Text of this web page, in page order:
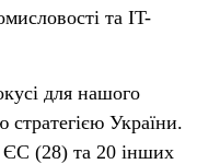
та IT-
для нашого
стратегією України.
ЄС (28) та 20 інших